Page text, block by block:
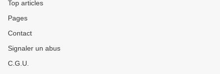
Top articles
Pages
Contact
Signaler un abus
C.G.U.